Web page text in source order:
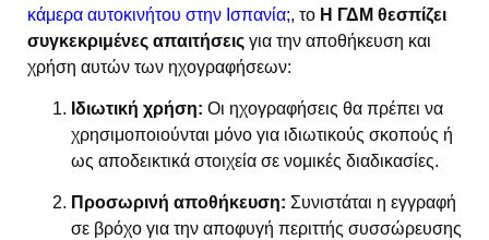
κάμερα αυτοκινήτου στην Ισπανία;, το Η ΓΔΜ θεσπίζει
συγκεκριμένες απαιτήσεις για την αποθήκευση και
χρήση αυτών των ηχογραφήσεων:
Ιδιωτική χρήση: Οι ηχογραφήσεις θα πρέπει να
χρησιμοποιούνται μόνο για ιδιωτικούς σκοπούς ή
ως αποδεικτικά στοιχεία σε νομικές διαδικασίες.
Προσωρινή αποθήκευση: Συνιστάται η εγγραφή
σε βρόχο για την αποφυγή περιττής συσσώρευσης